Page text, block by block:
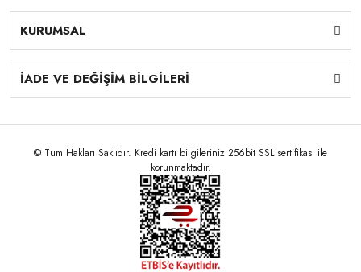
KURUMSAL
İADE VE DEĞİŞİM BİLGİLERİ
© Tüm Hakları Saklıdır. Kredi kartı bilgileriniz 256bit SSL sertifikası ile
korunmaktadır.